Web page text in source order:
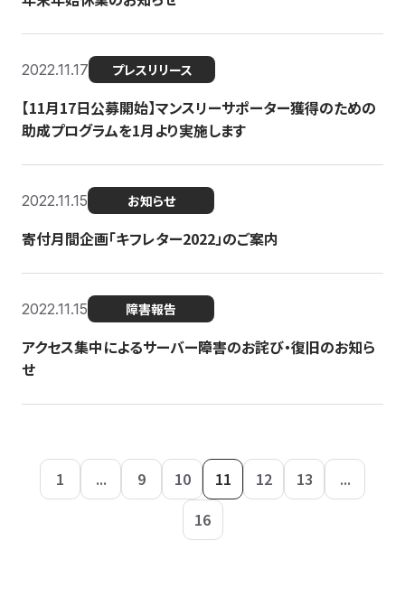
2022.11.17 プレスリリース
【11月17日公募開始】マンスリーサポーター獲得のための
助成プログラムを1月より実施します
2022.11.15 お知らせ
寄付月間企画「キフレター2022」のご案内
2022.11.15 障害報告
アクセス集中によるサーバー障害のお詫び・復旧のお知ら
せ
1 ... 9 10 11 12 13
...
16